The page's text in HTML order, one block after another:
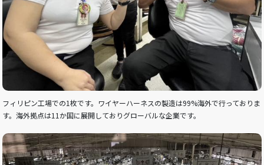
フィリピン工場での1枚です。ワイヤーハーネスの製造は99%海外で行っておりま
す。海外拠点は11か国に展開しておりグローバルな企業です。